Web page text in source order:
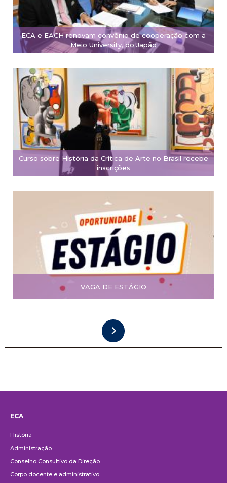
ECA e EACH renovam convênio de cooperação com a
Meio University, do Japão
Curso sobre História da Crítica de Arte no Brasil recebe
inscrições
VAGA DE ESTÁGIO
ECA
História
Administração
Conselho Consultivo da Direção
Corpo docente e administrativo